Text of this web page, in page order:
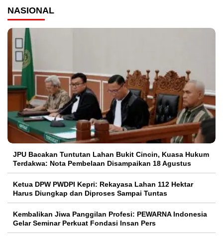
NASIONAL
JPU Bacakan Tuntutan Lahan Bukit Cincin, Kuasa Hukum
Terdakwa: Nota Pembelaan Disampaikan 18 Agustus
Ketua DPW PWDPI Kepri: Rekayasa Lahan 112 Hektar
Harus Diungkap dan Diproses Sampai Tuntas
Kembalikan Jiwa Panggilan Profesi: PEWARNA Indonesia
Gelar Seminar Perkuat Fondasi Insan Pers